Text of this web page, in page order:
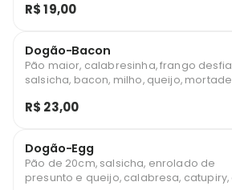
R$ 19,00
Dogão-Bacon
Pão maior, calabresinha, frango
salsicha, bacon, milho, queijo,
R$ 23,00
Dogão-Egg
Pão de 20cm, salsicha, enrolado de
presunto e queijo, calabresa, catupiry,